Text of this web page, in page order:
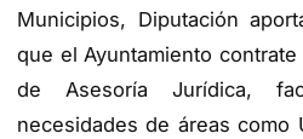
Municipios, Diputación
que el Ayuntamiento
de Asesoría Jurídica,
necesidades de áreas como